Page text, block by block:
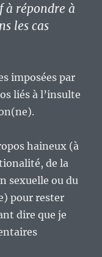
répondre à
les cas
imposées par
liés à l’insulte
haineux (à
de la
sexuelle ou du
pour rester
dire que je